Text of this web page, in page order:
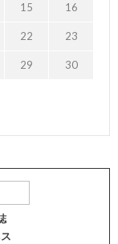
15 16
22 23
29 30